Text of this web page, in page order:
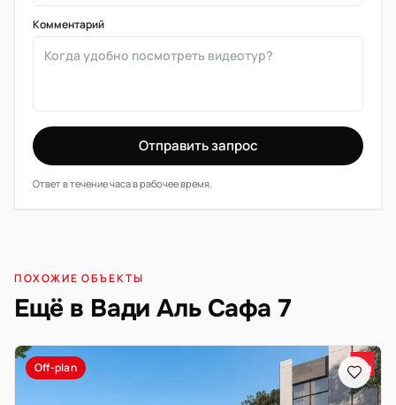
Комментарий
Отправить запрос
Ответ в течение часа в рабочее время.
ПОХОЖИЕ ОБЪЕКТЫ
Ещё в Вади Аль Сафа 7
Off-plan